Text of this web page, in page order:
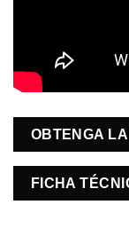
OBTENGA
FICHA